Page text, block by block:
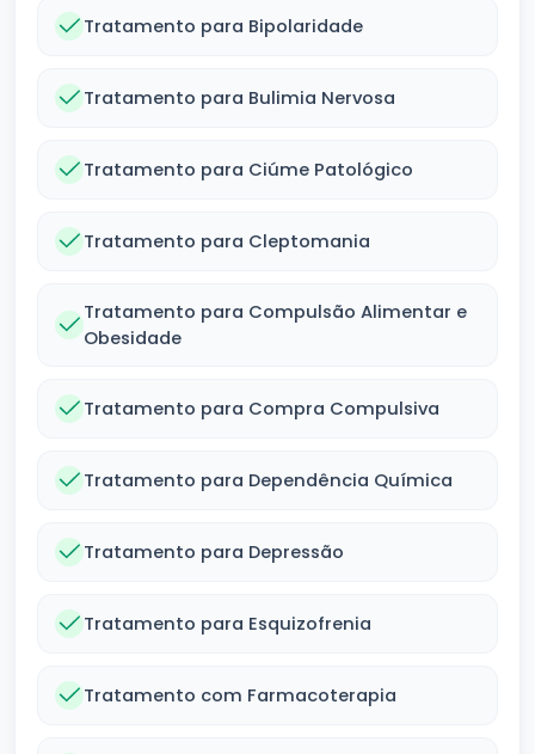
Tratamento para Bipolaridade
Tratamento para Bulimia Nervosa
Tratamento para Ciúme Patológico
Tratamento para Cleptomania
Tratamento para Compulsão Alimentar e
Obesidade
Tratamento para Compra Compulsiva
Tratamento para Dependência Química
Tratamento para Depressão
Tratamento para Esquizofrenia
Tratamento com Farmacoterapia